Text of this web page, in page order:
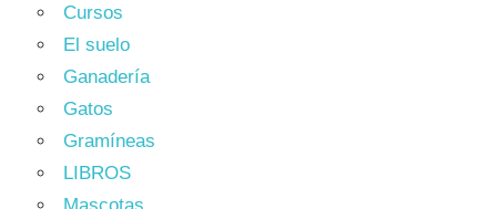
Cursos
El suelo
Ganadería
Gatos
Gramíneas
LIBROS